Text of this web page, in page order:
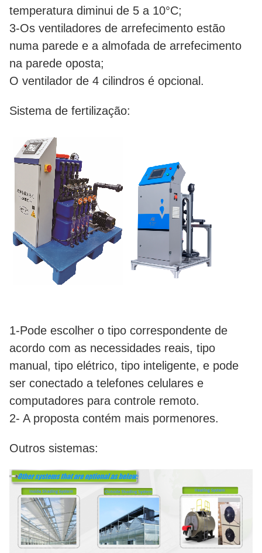
temperatura diminui de 5 a 10°C;
3-Os ventiladores de arrefecimento estão
numa parede e a almofada de arrefecimento
na parede oposta;
O ventilador de 4 cilindros é opcional.
Sistema de fertilização:
1-Pode escolher o tipo correspondente de
acordo com as necessidades reais, tipo
manual, tipo elétrico, tipo inteligente, e pode
ser conectado a telefones celulares e
computadores para controle remoto.
2- A proposta contém mais pormenores.
Outros sistemas: